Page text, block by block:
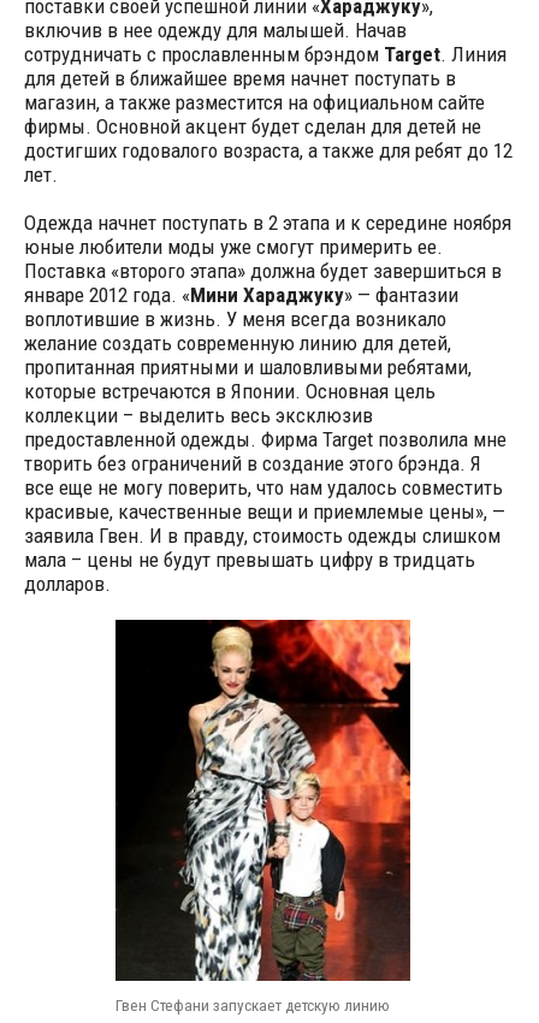
поставки своей успешной линии «Хараджуку»,
включив в нее одежду для малышей. Начав
сотрудничать с прославленным брэндом Target. Линия
для детей в ближайшее время начнет поступать в
магазин, а также разместится на официальном сайте
фирмы. Основной акцент будет сделан для детей не
достигших годовалого возраста, а также для ребят до 12
лет.
Одежда начнет поступать в 2 этапа и к середине ноября
юные любители моды уже смогут примерить ее.
Поставка «второго этапа» должна будет завершиться в
январе 2012 года. «Мини Хараджуку» — фантазии
воплотившие в жизнь. У меня всегда возникало
желание создать современную линию для детей,
пропитанная приятными и шаловливыми ребятами,
которые встречаются в Японии. Основная цель
коллекции – выделить весь эксклюзив
предоставленной одежды. Фирма Target позволила мне
творить без ограничений в создание этого брэнда. Я
все еще не могу поверить, что нам удалось совместить
красивые, качественные вещи и приемлемые цены», —
заявила Гвен. И в правду, стоимость одежды слишком
мала – цены не будут превышать цифру в тридцать
долларов.
Гвен Стефани запускает детскую линию